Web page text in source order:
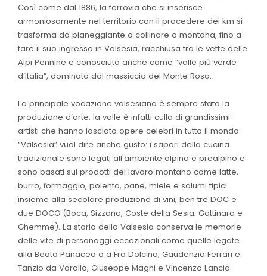
Così come dal 1886, la ferrovia che si inserisce
armoniosamente nel territorio con il procedere dei km si
trasforma da pianeggiante a collinare a montana, fino a
fare il suo ingresso in Valsesia, racchiusa tra le vette delle
Alpi Pennine e conosciuta anche come “valle più verde
d’Italia”, dominata dal massiccio del Monte Rosa.
La principale vocazione valsesiana è sempre stata la
produzione d’arte: la valle è infatti culla di grandissimi
artisti che hanno lasciato opere celebri in tutto il mondo.
“Valsesia” vuol dire anche gusto: i sapori della cucina
tradizionale sono legati all'ambiente alpino e prealpino e
sono basati sui prodotti del lavoro montano come latte,
burro, formaggio, polenta, pane, miele e salumi tipici
insieme alla secolare produzione di vini, ben tre DOC e
due DOCG (Boca, Sizzano, Coste della Sesia; Gattinara e
Ghemme). La storia della Valsesia conserva le memorie
delle vite di personaggi eccezionali come quelle legate
alla Beata Panacea o a Fra Dolcino, Gaudenzio Ferrari e
Tanzio da Varallo, Giuseppe Magni e Vincenzo Lancia.